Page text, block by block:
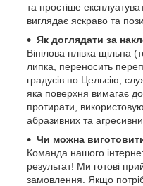
та простіше
виглядає яскраво та
Як доглядати за
Вінілова плівка щільна
липка, переносить
градусів по Цельсію,
яка поверхня вимагає
протирати,
абразивних та
Чи можна
Команда нашого
результат! Ми готові
замовлення. Якщо